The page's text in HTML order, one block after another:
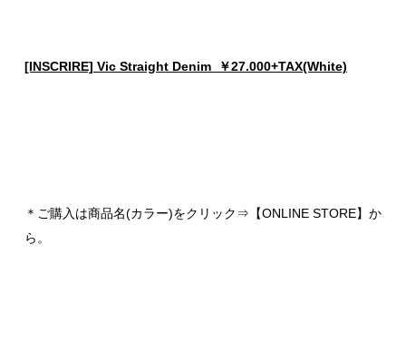
[INSCRIRE] Vic Straight Denim ￥27.000+TAX(White)
＊ご購入は商品名(カラー)をクリック⇒【ONLINE STORE】か
ら。